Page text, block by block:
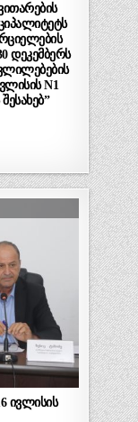
დეკემბერს
N1
ივლისის